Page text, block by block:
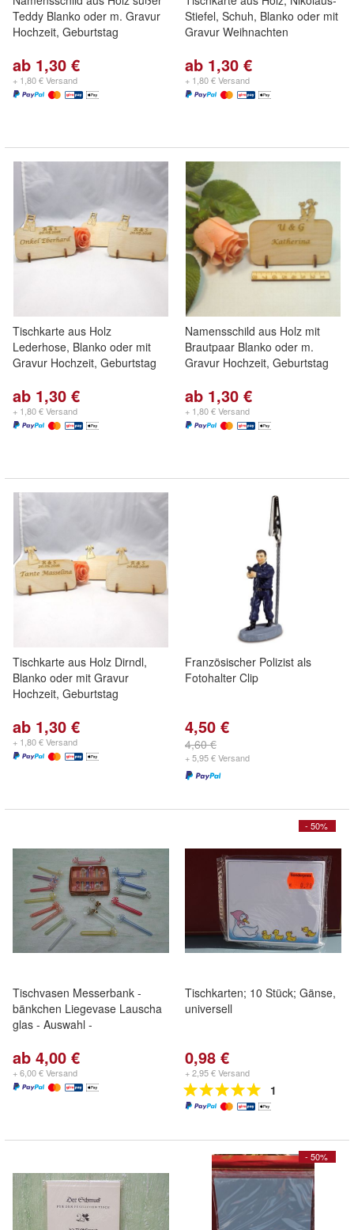
Teddy Blanko oder m. Gravur
Hochzeit, Geburtstag
ab 1,30 €
+ 1,80 € Versand
Stiefel, Schuh, Blanko oder mit
Gravur Weihnachten
ab 1,30 €
+ 1,80 € Versand
Tischkarte aus Holz
Lederhose, Blanko oder mit
Gravur Hochzeit, Geburtstag
ab 1,30 €
+ 1,80 € Versand
Namensschild aus Holz mit
Brautpaar Blanko oder m.
Gravur Hochzeit, Geburtstag
ab 1,30 €
+ 1,80 € Versand
Tischkarte aus Holz Dirndl,
Blanko oder mit Gravur
Hochzeit, Geburtstag
ab 1,30 €
+ 1,80 € Versand
Französischer Polizist als
Fotohalter Clip
4,50 €
4,60 €
+ 5,95 € Versand
Tischvasen Messerbank -
bänkchen Liegevase Lauscha
glas - Auswahl -
ab 4,00 €
+ 6,00 € Versand
- 50%
Tischkarten; 10 Stück; Gänse,
universell
0,98 €
+ 2,95 € Versand
1
- 50%